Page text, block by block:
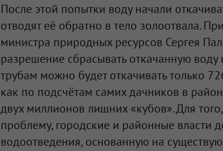
После этой попытки воду начали
отводят её обратно в тело золоотвала.
министра природных ресурсов Сергея
разрешение сбрасывать откачанную
трубам можно будет откачивать только
как по подсчётам самих дачников в
двух миллионов лишних «кубов». Для
проблему, городские и районные власти
водоотведения, основанную на